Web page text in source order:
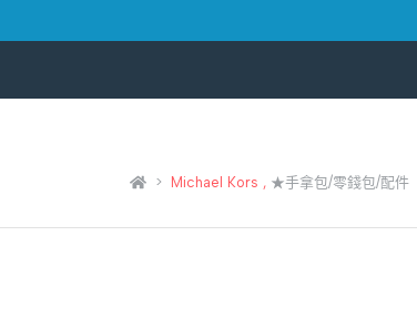
Michael Kors , ★手拿包/零錢包/配件